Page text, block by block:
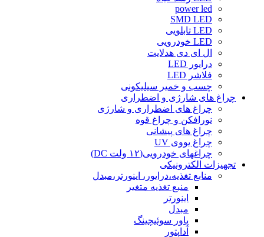
power led
SMD LED
LED تابلویی
LED خودرویی
ال ای دی هدلایت
درایور LED
فلاشر LED
چسب و خمیر سیلیکونی
چراغ های شارژی و اضطراری
چراغ های اضطراری و شارژی
نورافکن و چراغ قوه
چراغ های پیشانی
چراغ یووی UV
چراغهای خودرویی(۱۲ ولت DC)
تجهیزات الکترونیکی
منابع تغذیه،درایور، اینورتر،مبدل
منبع تغذیه متغیر
اینورتر
مبدل
پاور سوئیچینگ
آداپتور